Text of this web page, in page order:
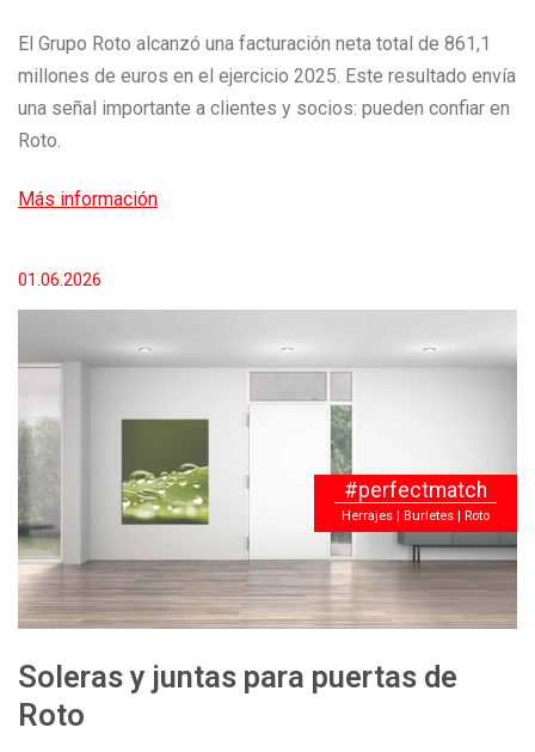
El Grupo Roto alcanzó una facturación neta total de 861,1
millones de euros en el ejercicio 2025. Este resultado envía
una señal importante a clientes y socios: pueden confiar en
Roto.
Más información
#perfectmatch
Herrajes | Burletes | Roto
01.06.2026
Soleras y juntas para puertas de
Roto